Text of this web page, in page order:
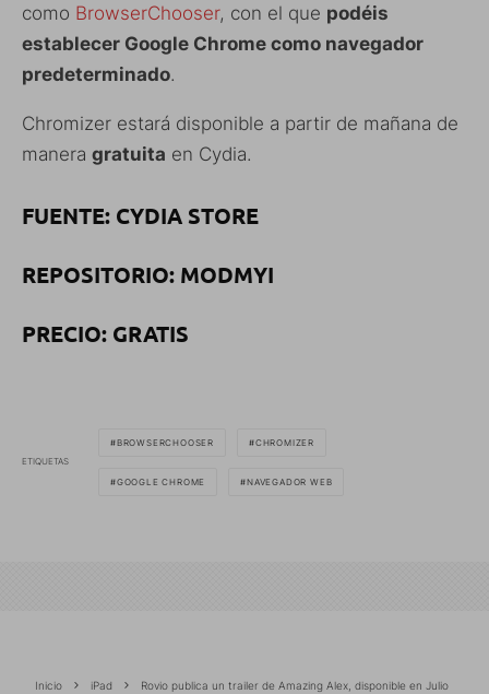
como BrowserChooser, con el que podéis
establecer Google Chrome como navegador
predeterminado.
Chromizer estará disponible a partir de mañana de
manera gratuita en Cydia.
FUENTE: CYDIA STORE
REPOSITORIO: MODMYI
PRECIO: GRATIS
ETIQUETAS
BROWSERCHOOSER CHROMIZER
GOOGLE CHROME NAVEGADOR WEB
Inicio iPad Rovio publica un trailer de Amazing Alex, disponible en Julio